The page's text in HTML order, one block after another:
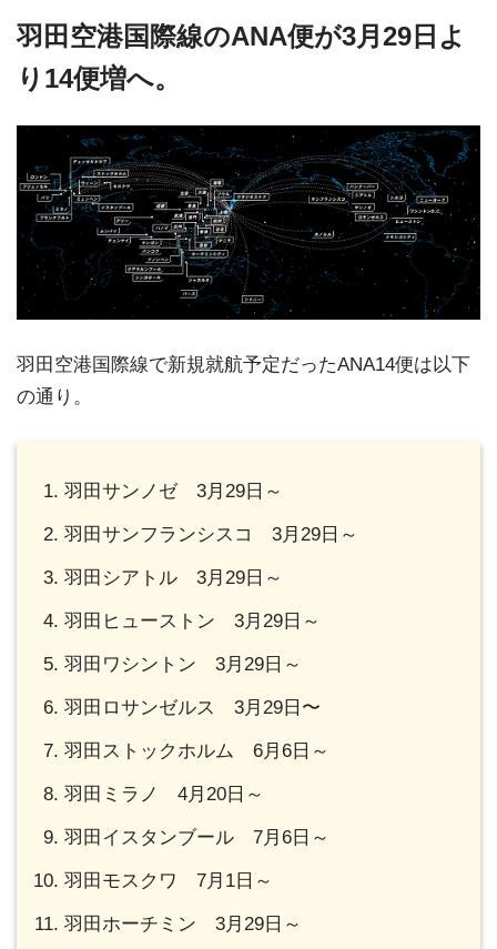
羽田空港国際線のANA便が3月29日よ
り14便増へ。
羽田空港国際線で新規就航予定だったANA14便は以下
の通り。
羽田サンノゼ 3月29日～
羽田サンフランシスコ 3月29日～
羽田シアトル 3月29日～
羽田ヒューストン 3月29日～
羽田ワシントン 3月29日～
羽田ロサンゼルス 3月29日〜
羽田ストックホルム 6月6日～
羽田ミラノ 4月20日～
羽田イスタンブール 7月6日～
羽田モスクワ 7月1日～
羽田ホーチミン 3月29日～